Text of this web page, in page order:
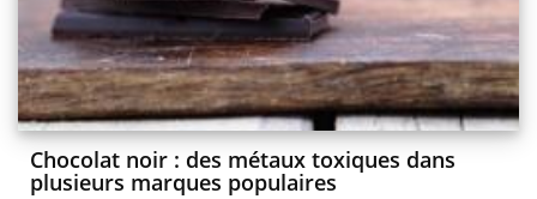
Chocolat noir : des métaux toxiques dans
plusieurs marques populaires